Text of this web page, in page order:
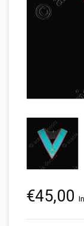
€45,00